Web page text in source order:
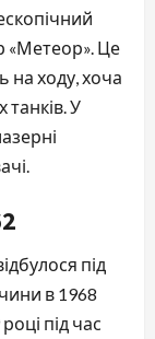
«Метеор». Це
на ходу, хоча
У
під
в 1968
під час